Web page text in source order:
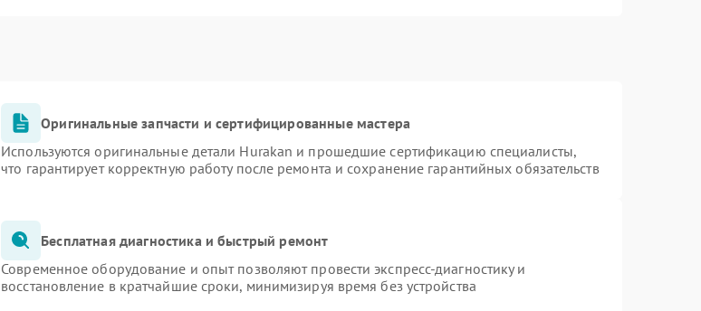
Оригинальные запчасти и сертифицированные мастера
Используются оригинальные детали Hurakan и прошедшие сертификацию специалисты,
что гарантирует корректную работу после ремонта и сохранение гарантийных обязательств
Бесплатная диагностика и быстрый ремонт
Современное оборудование и опыт позволяют провести экспресс-диагностику и
восстановление в кратчайшие сроки, минимизируя время без устройства